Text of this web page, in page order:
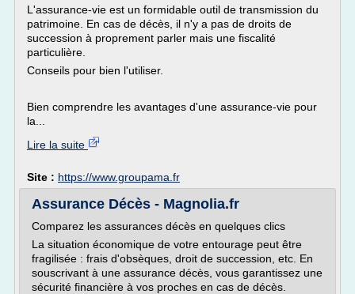
L'assurance-vie est un formidable outil de transmission du
patrimoine. En cas de décès, il n'y a pas de droits de
succession à proprement parler mais une fiscalité
particulière.
Conseils pour bien l'utiliser.
Bien comprendre les avantages d'une assurance-vie pour
la...
Lire la suite
Site : https://www.groupama.fr
Assurance Décès - Magnolia.fr
Comparez les assurances décès en quelques clics
La situation économique de votre entourage peut être
fragilisée : frais d'obsèques, droit de succession, etc. En
souscrivant à une assurance décès, vous garantissez une
sécurité financière à vos proches en cas de décès.